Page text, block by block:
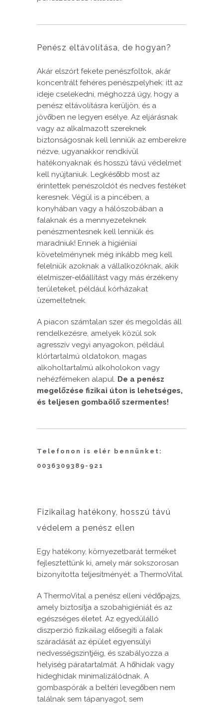
Penész eltávolítása, de hogyan?
Akár elszórt fekete penészfoltok, akár
koncentrált fehéres penészpelyhek: itt az
ideje cselekedni, méghozzá úgy, hogy a
penész eltávolításra kerüljön, és a
jövőben ne legyen esélye. Az eljárásnak
vagy az alkalmazott szereknek
biztonságosnak kell lenniük az emberekre
nézve, ugyanakkor rendkívül
hatékonyaknak és hosszú távú védelmet
kell nyújtaniuk. Legkésőbb most az
érintettek penészoldót és nedves festéket
keresnek. Végül is a pincében, a
konyhában vagy a hálószobában a
falaknak és a mennyezeteknek
penészmentesnek kell lenniük és
maradniuk! Ennek a higiéniai
követelménynek még inkább meg kell
felelniük azoknak a vállalkozóknak, akik
élelmiszer-előállítást vagy más érzékeny
területeket, például kórházakat
üzemeltetnek.
A piacon számtalan szer és megoldás áll
rendelkezésre, amelyek közül sok
agresszív vegyi anyagokon, például
klórtartalmú oldatokon, magas
alkoholtartalmú alkoholokon vagy
nehézfémeken alapul. De a penész
megelőzése fizikai úton is lehetséges,
és teljesen gombaölő szermentes!
Telefonon is elér bennünket:
0036309389-921
Fizikailag hatékony, hosszú távú
védelem a penész ellen
Egy hatékony, környezetbarát terméket
fejlesztettünk ki, amely már sokszorosan
bizonyította teljesítményét: a ThermoVital.
A ThermoVital a penész elleni védőpajzs,
amely biztosítja a szobahigiéniát és az
egészséges életet. Az egyedülálló
diszperzió fizikailag elősegíti a falak
száradását az épület egyensúlyi
nedvességszintjéig, és szabályozza a
helyiség páratartalmát. A hőhidak vagy
hideghidak minimalizálódnak. A
gombaspórák a beltéri levegőben nem
találnak sem tápanyagot, sem